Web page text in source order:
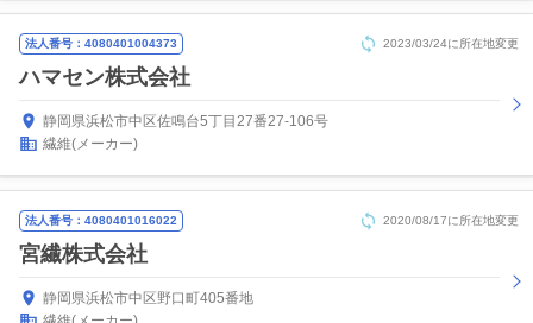
法人番号：4080401004373 2023/03/24に所在地変更
ハマセン株式会社
静岡県浜松市中区佐鳴台5丁目27番27-106号
繊維(メーカー)
法人番号：4080401016022 2020/08/17に所在地変更
宮繊株式会社
静岡県浜松市中区野口町405番地